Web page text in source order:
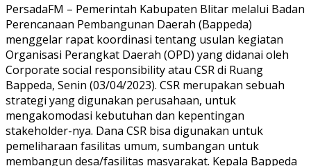
PersadaFM – Pemerintah Kabupaten Blitar melalui Badan
Perencanaan Pembangunan Daerah (Bappeda)
menggelar rapat koordinasi tentang usulan kegiatan
Organisasi Perangkat Daerah (OPD) yang didanai oleh
Corporate social responsibility atau CSR di Ruang
Bappeda, Senin (03/04/2023). CSR merupakan sebuah
strategi yang digunakan perusahaan, untuk
mengakomodasi kebutuhan dan kepentingan
stakeholder-nya. Dana CSR bisa digunakan untuk
pemeliharaan fasilitas umum, sumbangan untuk
membangun desa/fasilitas masyarakat. Kepala Bappeda